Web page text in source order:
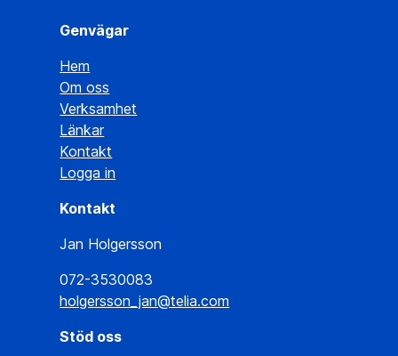
Genvägar
Hem
Om oss
Verksamhet
Länkar
Kontakt
Logga in
Kontakt
Jan Holgersson
072-3530083
holgersson_jan@telia.com
Stöd oss